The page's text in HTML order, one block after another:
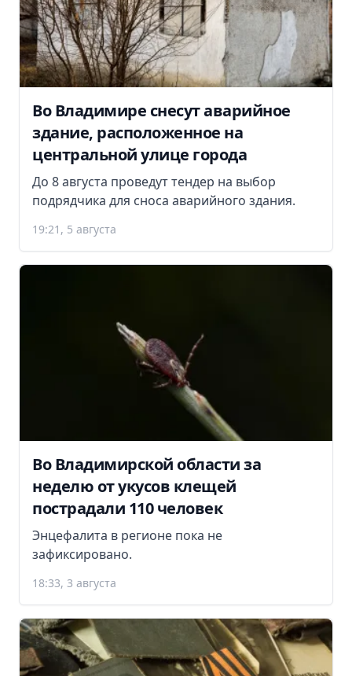
Во Владимире снесут аварийное
здание, расположенное на
центральной улице города
До 8 августа проведут тендер на выбор
подрядчика для сноса аварийного здания.
19:21, 5 августа
Во Владимирской области за
неделю от укусов клещей
пострадали 110 человек
Энцефалита в регионе пока не
зафиксировано.
18:33, 3 августа